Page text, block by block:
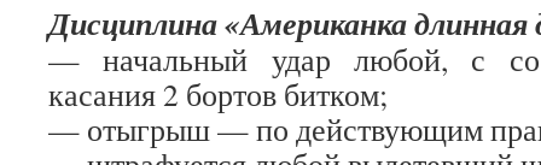
Дисциплина «Американка длинная
— начальный удар любой, с
касания 2 бортов битком;
— отыгрыш — по действующим